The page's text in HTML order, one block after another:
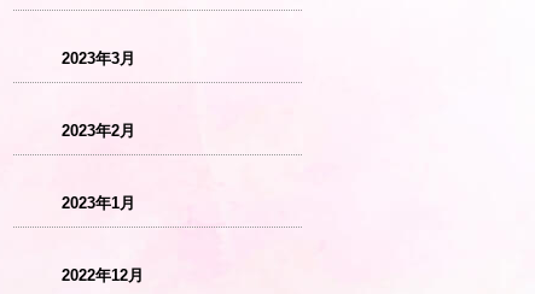
2023年3月
2023年2月
2023年1月
2022年12月